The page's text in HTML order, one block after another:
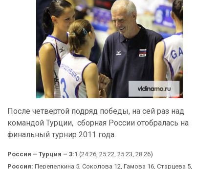
После четвертой подряд победы, на сей раз над
командой Турции, сборная России отобралась на
финальный турнир 2011 года.
Россия – Турция – 3:1 (24:26, 25:22, 25:23, 28:26)
Россия: Перепелкина 5, Соколова 12, Гамова 16, Старцева 5,